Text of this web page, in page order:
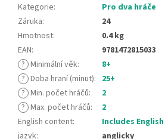
Kategorie:
Pro dva hráče
Záruka:
24
Hmotnost:
0.4 kg
EAN:
9781472815033
? Minimální věk:
8+
? Doba hraní (minut): 25+
? Min. počet hráčů:
2
? Max. počet hráčů:
2
English content:
Includes
jazyk:
anglicky